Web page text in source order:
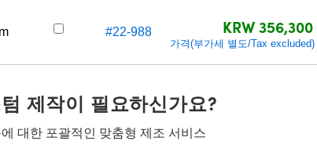
#22-988 KRW 356,300
가격(부가세 별도/Tax excluded)|
제작이 필요하신가요?
대한 포괄적인 맞춤형 제조 서비스